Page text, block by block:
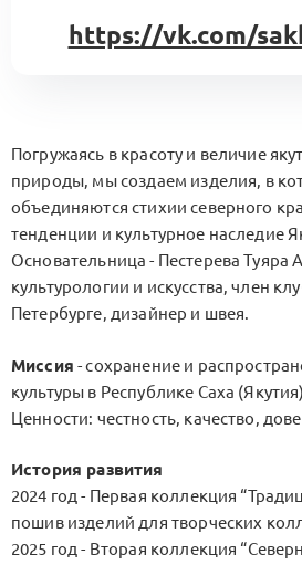
https://vk.com/
Погружаясь в красоту и величие
природы, мы создаем изделия, в
объединяются стихии северного
тенденции и культурное наследие
Основательница - Пестерева Туяра
культурологии и искусства, член
Петербурге, дизайнер и швея.
Миссия - сохранение и
культуры в Республике Саха
Ценности: честность, качество,
История развития
2024 год - Первая коллекция
пошив изделий для творческих
2025 год - Вторая коллекция